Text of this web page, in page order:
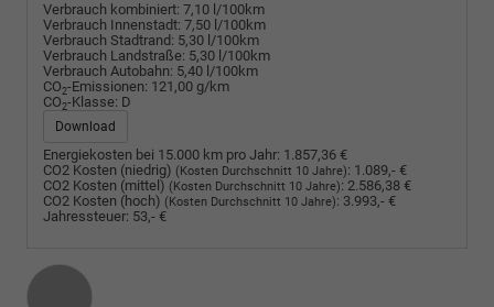
Verbrauch kombiniert: 7,10 l/100km
Verbrauch Innenstadt: 7,50 l/100km
Verbrauch Stadtrand: 5,30 l/100km
Verbrauch Landstraße: 5,30 l/100km
Verbrauch Autobahn: 5,40 l/100km
CO2-Emissionen: 121,00 g/km
CO2-Klasse: D
Download
Energiekosten bei 15.000 km pro Jahr: 1.857,36 €
CO2 Kosten (niedrig) (Kosten Durchschnitt 10 Jahre): 1.089,- €
CO2 Kosten (mittel) (Kosten Durchschnitt 10 Jahre): 2.586,38 €
CO2 Kosten (hoch) (Kosten Durchschnitt 10 Jahre): 3.993,- €
Jahressteuer: 53,- €